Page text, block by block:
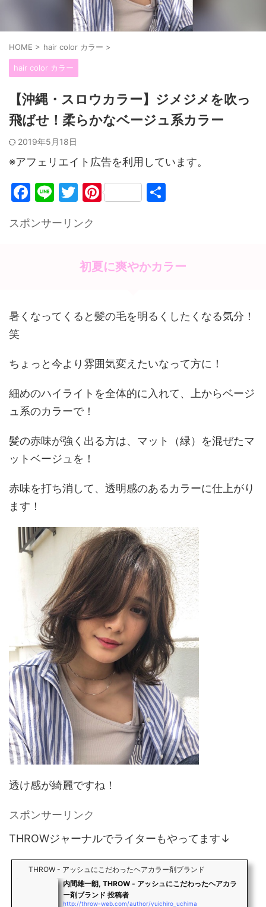
HOME > hair color カラー >
hair color カラー
【沖縄・スロウカラー】ジメジメを吹っ
飛ばせ！柔らかなベージュ系カラー
2019年5月18日
※アフェリエイト広告を利用しています。
F
c
o
k
Li
e
T
itt
Pi
st
スポンサーリンク
初夏に爽やかカラー
暑くなってくると髪の毛を明るくしたくなる気分！
笑
ちょっと今より雰囲気変えたいなって方に！
細めのハイライトを全体的に入れて、上からベージ
ュ系のカラーで！
髪の赤味が強く出る方は、マット（緑）を混ぜたマ
ットベージュを！
赤味を打ち消して、透明感のあるカラーに仕上がり
ます！
透け感が綺麗ですね！
スポンサーリンク
THROWジャーナルでライターもやってます↓
THROW - アッシュにこだわったヘアカラー剤ブランド
内間雄一朗, THROW - アッシュにこだわったヘアカラ
ー剤ブランド 投稿者
http://throw-web.com/author/yuichiro_uchima